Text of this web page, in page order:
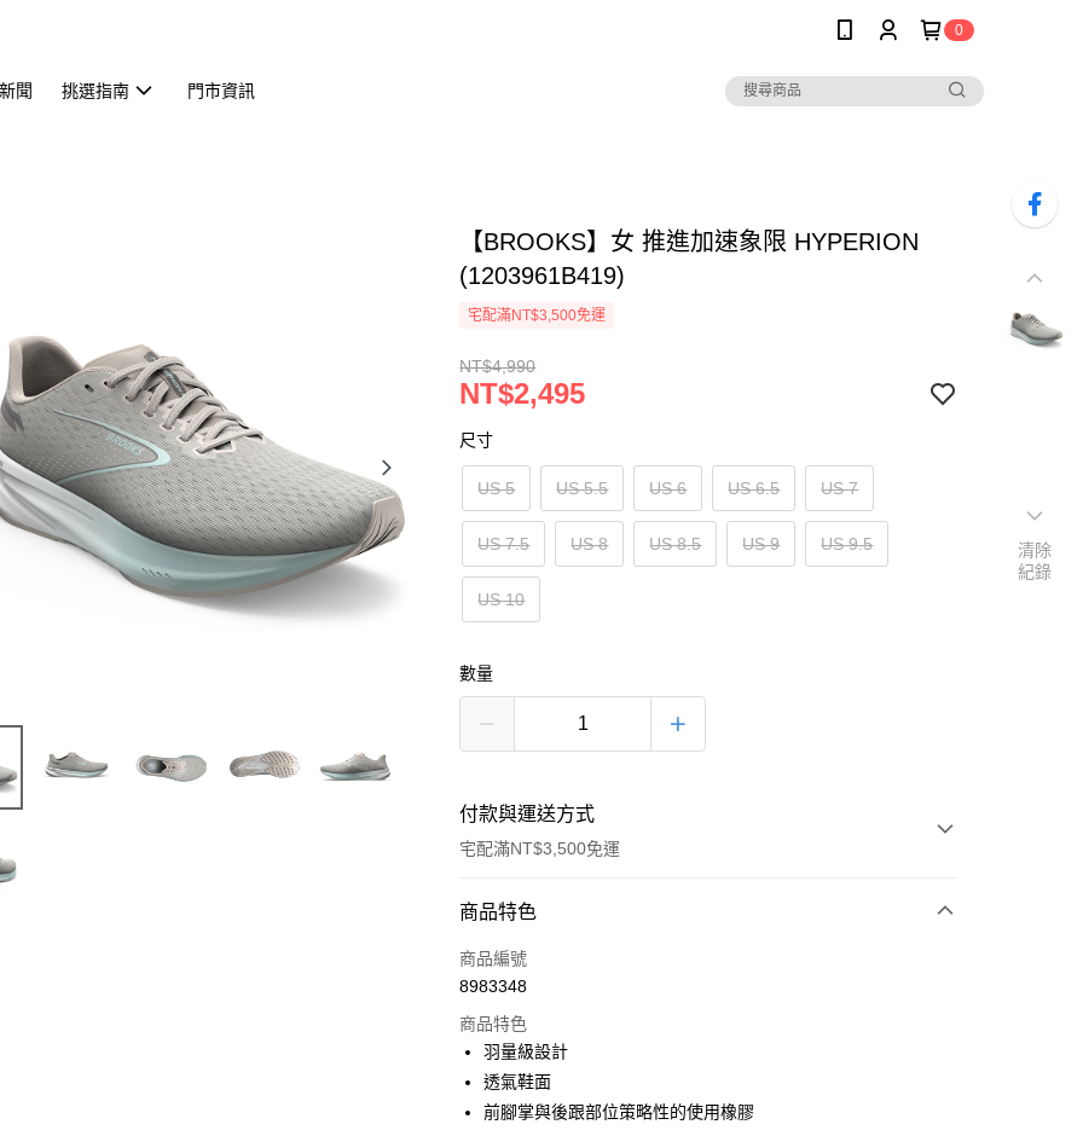
0
聞 挑選指南 門市資訊
【BROOKS】女 推進加速象限 HYPERION
(1203961B419)
宅配滿NT$3,500免運
NT$4,990
NT$2,495
尺寸
US 5 US 5.5 US 6 US 6.5 US 7
US 7.5 US 8 US 8.5 US 9 US 9.5
US 10
數量
付款與運送方式
宅配滿NT$3,500免運
付款方式
信用卡一次付款
運送方式
宅配
商品特色
商品編號
8983348
商品特色
羽量級設計
透氣鞋面
前腳掌與後跟部位策略性的使用橡膠
清除
紀錄